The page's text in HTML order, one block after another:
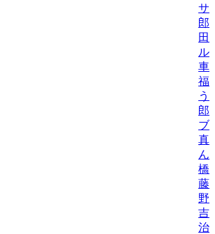
サ
郎
田
ル
車/
福
う
郎
ブ
真
ん
橋
藤
野
吉
治/